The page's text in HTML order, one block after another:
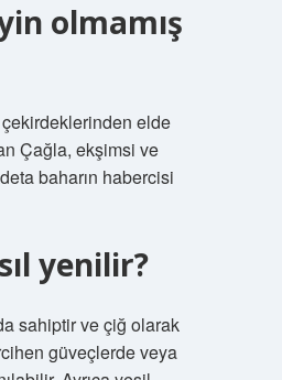
olmamış
çekirdeklerinden elde
Çağla, ekşimsi ve
baharın habercisi
yenilir?
sahiptir ve çiğ olarak
güveçlerde veya